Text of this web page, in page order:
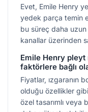
Evet, Emile Henry
yedek parça temin
bu süreç daha
kanallar üzerinden
Emile Henry pleyt
faktörlere bağlı
Fiyatlar, ızgaranın
olduğu özellikler
özel tasarımlı